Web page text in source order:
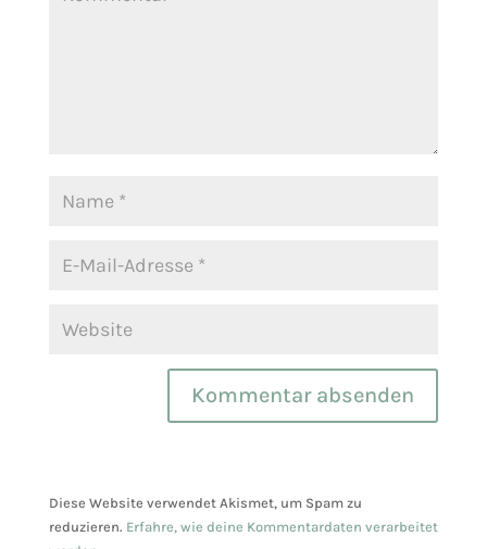
Diese Website verwendet Akismet, um Spam zu
reduzieren. Erfahre, wie deine Kommentardaten verarbeitet